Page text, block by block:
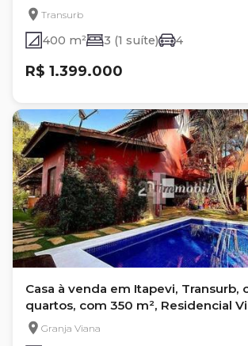
(transurb)
Transurb
400 m² 3 (1 suíte) 4
R$ 1.399.000
Casa à venda em Itapevi, Transurb,
quartos, com 350 m², Residencial
(transurb)
Granja Viana